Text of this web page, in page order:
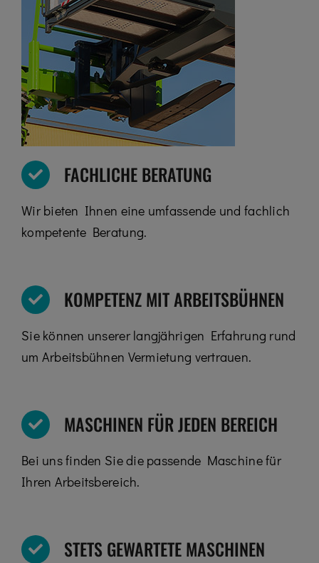
FACHLICHE BERATUNG
Wir bieten Ihnen eine umfassende und fachlich
kompetente Beratung.
KOMPETENZ MIT ARBEITSBÜHNEN
Sie können unserer langjährigen Erfahrung rund
um Arbeitsbühnen Vermietung vertrauen.
MASCHINEN FÜR JEDEN BEREICH
Bei uns finden Sie die passende Maschine für
Ihren Arbeitsbereich.
STETS GEWARTETE MASCHINEN